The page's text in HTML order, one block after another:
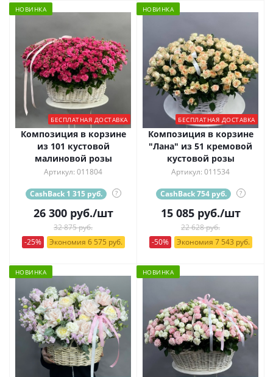
НОВИНКА
БЕСПЛАТНАЯ ДОСТАВКА
Композиция в корзине
из 101 кустовой
малиновой розы
Артикул: 011804
CashBack 1 315 руб. ?
26 300руб./шт
32 875 руб.
-25%
Экономия 6 575 руб.
НОВИНКА
БЕСПЛАТНАЯ ДОСТАВКА
Композиция в корзине
"Лана" из 51 кремовой
кустовой розы
Артикул: 011534
CashBack 754 руб. ?
15 085руб./шт
22 628 руб.
-50%
Экономия 7 543 руб.
НОВИНКА НОВИНКА